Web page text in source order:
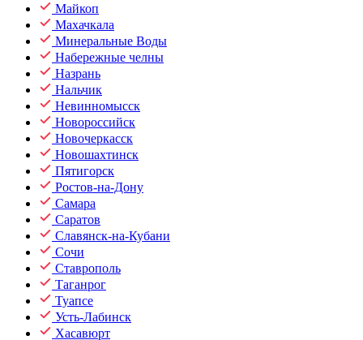
Майкоп
Махачкала
Минеральные Воды
Набережные челны
Назрань
Нальчик
Невинномысск
Новороссийск
Новочеркасск
Новошахтинск
Пятигорск
Ростов-на-Дону
Самара
Саратов
Славянск-на-Кубани
Сочи
Ставрополь
Таганрог
Туапсе
Усть-Лабинск
Хасавюрт